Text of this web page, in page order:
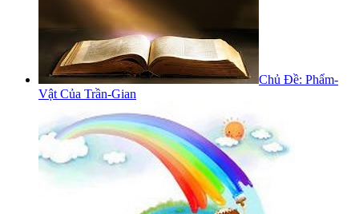
Chủ Đề: Phẩm-
Vật Của Trần-Gian